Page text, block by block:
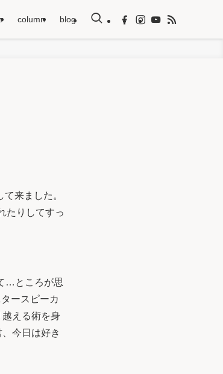
column blog
来ました。
たりしてすっ
…ところが思
ースピーカ
える術を身
今日は好き